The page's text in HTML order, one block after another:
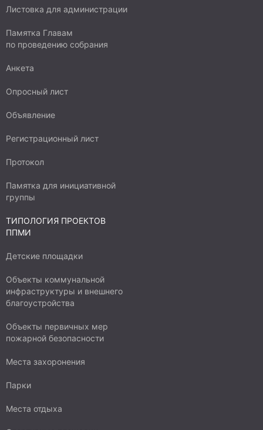
Листовка для администрации
Памятка Главам
по проведению собрания
Анкета
Опросный лист
Объявление
Регистрационный лист
Протокол
Памятка для инициативной
группы
ТИПОЛОГИЯ ПРОЕКТОВ
ППМИ
Детские площадки
Объекты коммунальной
инфраструктуры и внешнего
благоустройства
Объекты первичных мер
пожарной безопасности
Места захоронения
Парки
Места отдыха